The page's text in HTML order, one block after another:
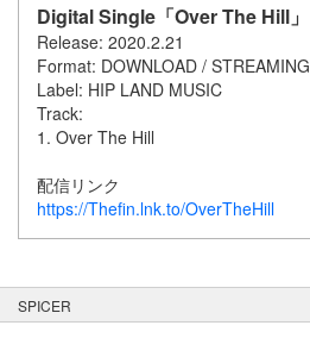
Digital Single「Over The Hill」
Release: 2020.2.21
Format: DOWNLOAD / STREAMING
Label: HIP LAND MUSIC
Track:
1. Over The Hill
配信リンク
https://Thefin.lnk.to/OverTheHill
SPICER